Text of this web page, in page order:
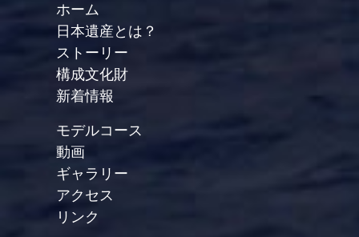
ホーム
日本遺産とは？
ストーリー
構成文化財
新着情報
モデルコース
動画
ギャラリー
アクセス
リンク